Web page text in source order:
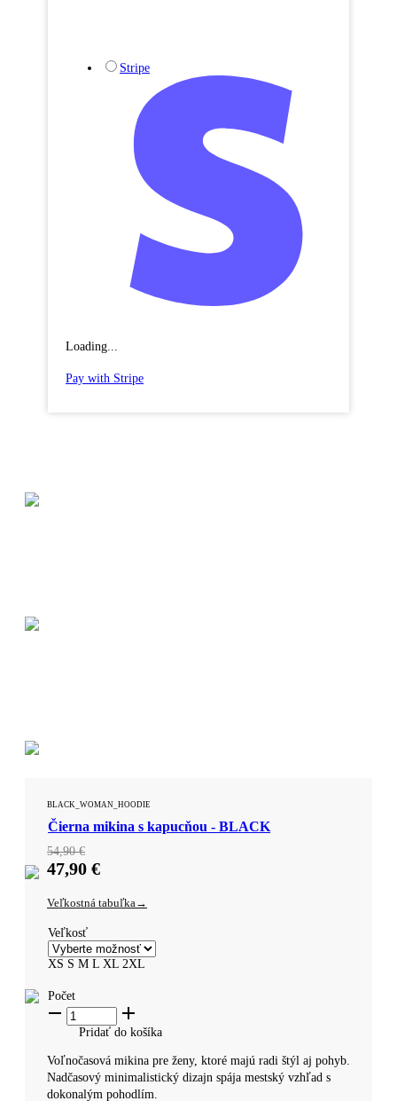
Stripe
Loading...
Pay with Stripe
BLACK_WOMAN_HOODIE
Čierna mikina s kapucňou - BLACK
54,90€
47,90 €
Veľkostná tabuľka
Veľkosť
XS S M L XL 2XL
Počet
Pridať do košíka ​
Voľnočasová mikina pre ženy, ktoré majú radi štýl aj pohyb.
Nadčasový minimalistický dizajn spája mestský vzhľad s
dokonalým pohodlím.